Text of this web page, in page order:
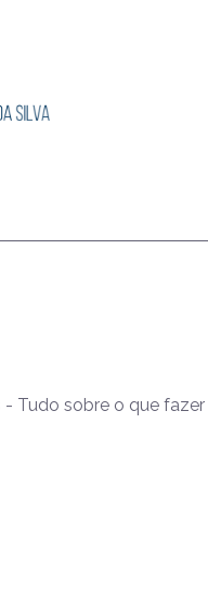
- Tudo sobre o que